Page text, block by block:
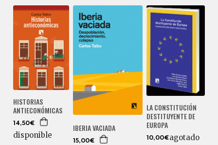
HISTORIAS
ANTIECONÓMICAS
14,50€
disponible
IBERIA VACIADA
15,00€
LA CONSTITUCIÓN
DESTITUYENTE DE
EUROPA
10,00€agotado